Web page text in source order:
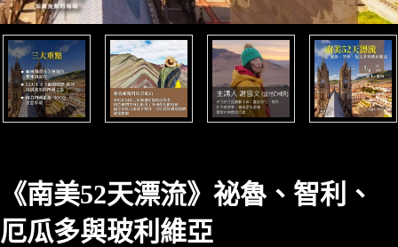
《南美52天漂流》祕魯、智利、
厄瓜多與玻利維亞